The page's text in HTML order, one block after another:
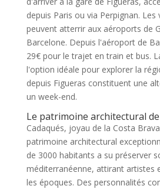
depuis Paris ou via Perpignan. Les
peuvent atterrir aux aéroports de
Barcelone. Depuis l'aéroport de
29€ pour le trajet en train et bus.
l'option idéale pour explorer la
depuis Figueras constituent une
un week-end.
Le patrimoine architectural de
Cadaqués, joyau de la Costa
patrimoine architectural
de 3000 habitants a su préserver
méditerranéenne, attirant artistes
les époques. Des personnalités